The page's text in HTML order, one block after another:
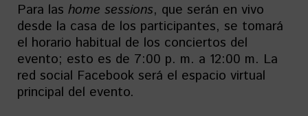
Para las home sessions, que serán en vivo
desde la casa de los participantes, se tomará
el horario habitual de los conciertos del
evento; esto es de 7:00 p. m. a 12:00 m. La
red social Facebook será el espacio virtual
principal del evento.